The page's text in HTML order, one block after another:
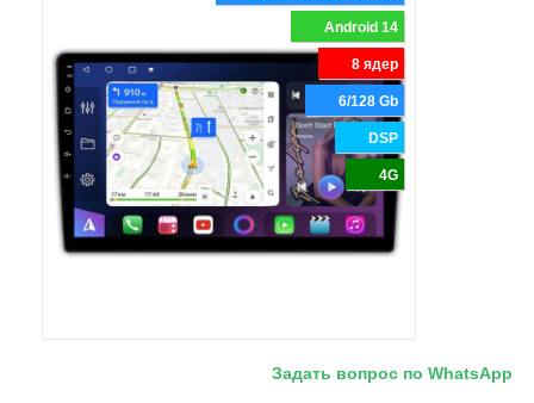
Android 14
8 ядер
6/128 Gb
DSP
4G
Задать вопрос по WhatsApp